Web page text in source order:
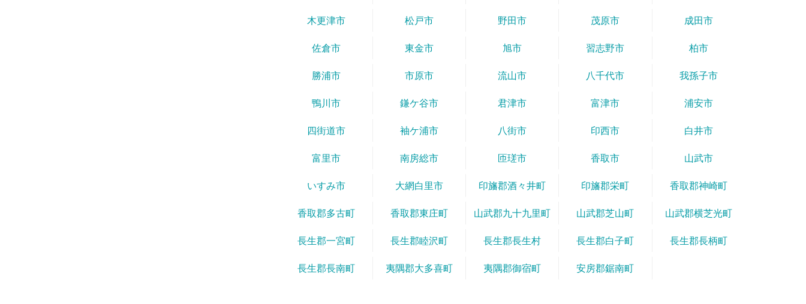
木更津市 松戸市 野田市 茂原市 成田市
佐倉市 東金市 旭市 習志野市 柏市
勝浦市 市原市 流山市 八千代市 我孫子市
鴨川市 鎌ケ谷市 君津市 富津市 浦安市
四街道市 袖ケ浦市 八街市 印西市 白井市
富里市 南房総市 匝瑳市 香取市 山武市
いすみ市 大網白里市 印旛郡酒々井町 印旛郡栄町 香取郡神崎町
香取郡多古町 香取郡東庄町 山武郡九十九里町 山武郡芝山町 山武郡横芝光町
長生郡一宮町 長生郡睦沢町 長生郡長生村 長生郡白子町 長生郡長柄町
長生郡長南町 夷隅郡大多喜町 夷隅郡御宿町 安房郡鋸南町